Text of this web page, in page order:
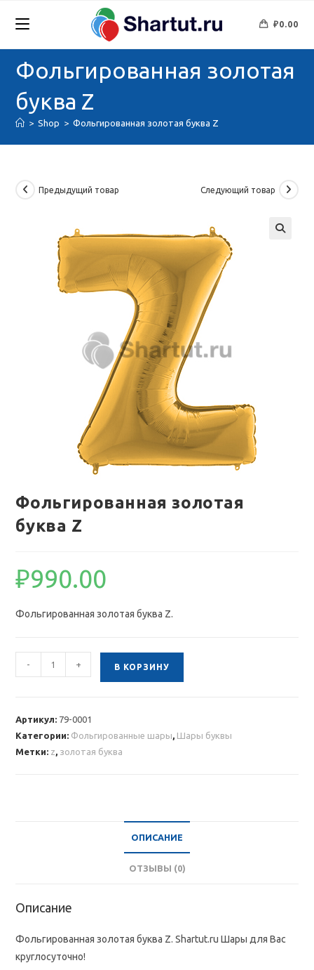
₽0.00
Фольгированная золотая
буква Z
> Shop > Фольгированная золотая буква Z
Предыдущий товар Следующий товар
Фольгированная золотая
буква Z
₽990.00
Фольгированная золотая буква Z.
Количество
товара
Z
- + В КОРЗИНУ
Артикул: 79-0001
Категории: Фольгированные шары, Шары буквы
Метки: z, золотая буква
ОПИСАНИЕ
ОТЗЫВЫ (0)
Описание
Фольгированная золотая буква Z. Shartut.ru Шары для Вас
круглосуточно!